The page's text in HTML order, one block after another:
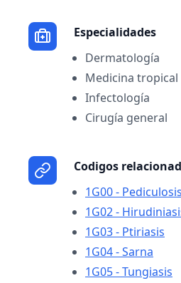
Especialidades
Dermatología
Medicina tropical
Infectología
Cirugía general
Codigos
1G00 - Pediculosis
1G02 -
1G03 - Ptiriasis
1G04 - Sarna
1G05 - Tungiasis